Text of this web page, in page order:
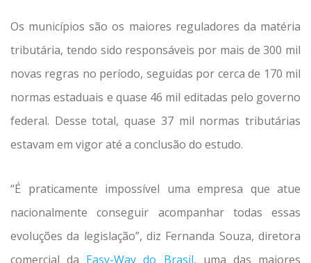
Os municípios são os maiores reguladores da matéria
tributária, tendo sido responsáveis por mais de 300 mil
novas regras no período, seguidas por cerca de 170 mil
normas estaduais e quase 46 mil editadas pelo governo
federal. Desse total, quase 37 mil normas tributárias
estavam em vigor até a conclusão do estudo.
“É praticamente impossível uma empresa que atue
nacionalmente conseguir acompanhar todas essas
evoluções da legislação”, diz Fernanda Souza, diretora
comercial da Easy-Way do Brasil, uma das maiores